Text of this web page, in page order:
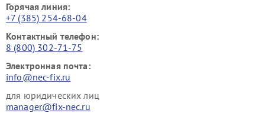
Горячая линия:
+7 (385) 254-68-04
Контактный телефон:
8 (800) 302-71-75
Электронная почта:
info@nec-fix.ru
для юридических лиц
manager@fix-nec.ru